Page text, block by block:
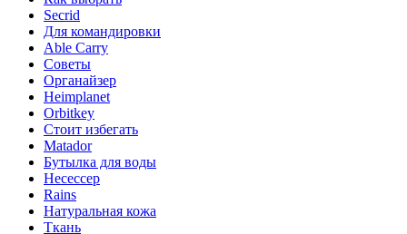
Secrid
Для командировки
Able Carry
Советы
Органайзер
Heimplanet
Orbitkey
Стоит избегать
Matador
Бутылка для воды
Несессер
Rains
Натуральная кожа
Ткань